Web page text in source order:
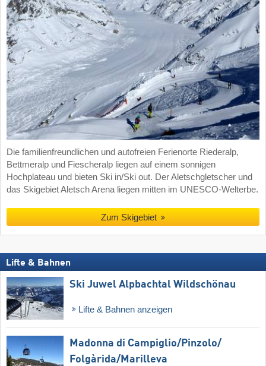
Die familienfreundlichen und autofreien Ferienorte Riederalp,
Bettmeralp und Fiescheralp liegen auf einem sonnigen
Hochplateau und bieten Ski in/Ski out. Der Aletschgletscher und
das Skigebiet Aletsch Arena liegen mitten im UNESCO-Welterbe.
Zum Skigebiet
Lifte & Bahnen
Ski Juwel Alpbachtal Wildschönau
Lifte & Bahnen anzeigen
Madonna di Campiglio/​Pinzolo/​
Folgàrida/​Marilleva